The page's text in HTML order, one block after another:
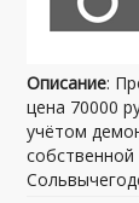
Описание:
цена 70000
учётом